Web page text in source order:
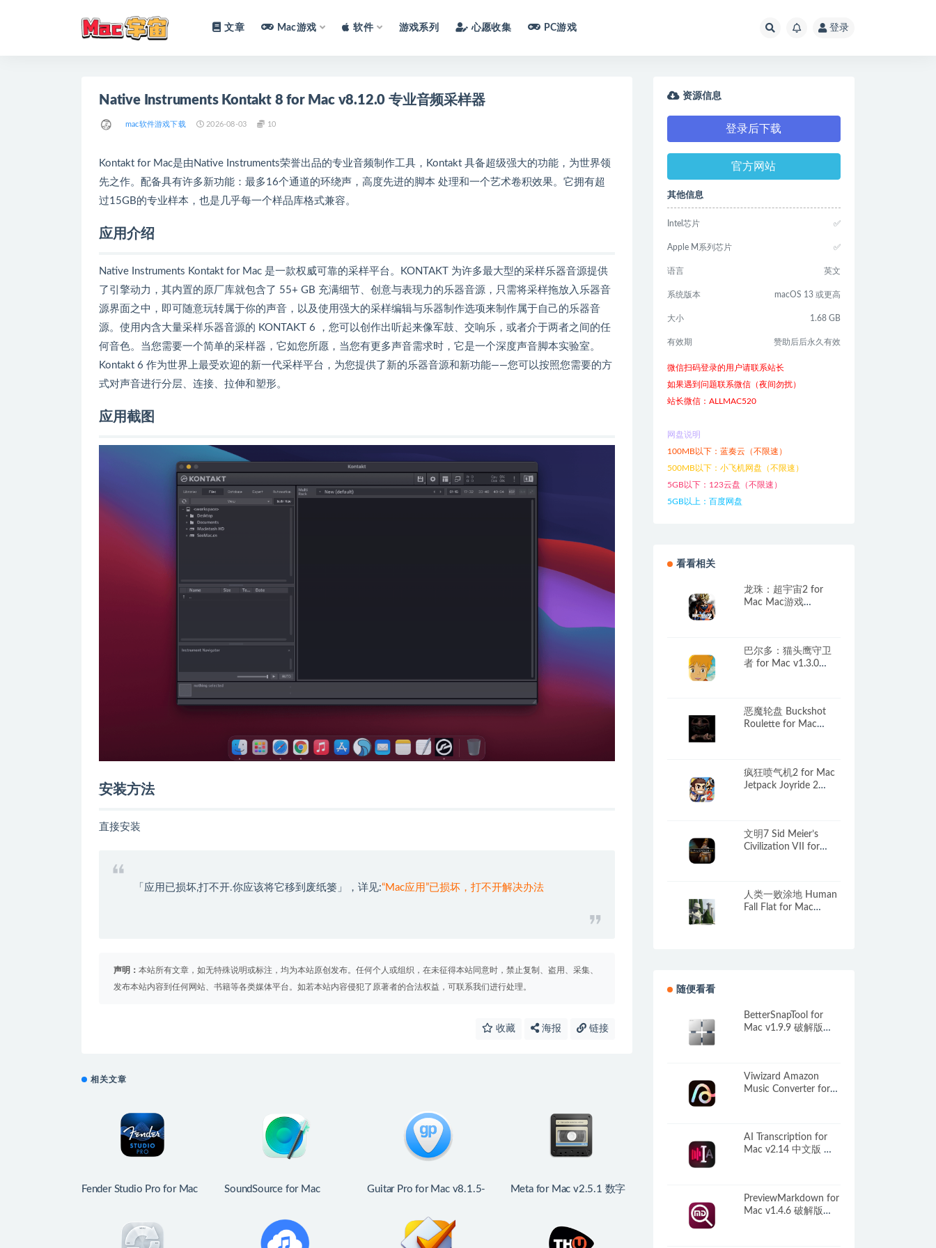
文章 Mac游戏 软件 游戏系列 心愿收集 PC游戏 登录
Native Instruments Kontakt 8 for Mac v8.12.0 专业音频采样器
mac软件游戏下载 2026-08-03 10
Kontakt for Mac是由Native Instruments荣誉出品的专业音频制作工具，Kontakt 具备超级强大的功能，为世界领
先之作。配备具有许多新功能：最多16个通道的环绕声，高度先进的脚本 处理和一个艺术卷积效果。它拥有超
过15GB的专业样本，也是几乎每一个样品库格式兼容。
应用介绍
Native Instruments Kontakt for Mac 是一款权威可靠的采样平台。KONTAKT 为许多最大型的采样乐器音源提供
了引擎动力，其内置的原厂库就包含了 55+ GB 充满细节、创意与表现力的乐器音源，只需将采样拖放入乐器音
源界面之中，即可随意玩转属于你的声音，以及使用强大的采样编辑与乐器制作选项来制作属于自己的乐器音
源。使用内含大量采样乐器音源的 KONTAKT 6 ，您可以创作出听起来像军鼓、交响乐，或者介于两者之间的任
何音色。当您需要一个简单的采样器，它如您所愿，当您有更多声音需求时，它是一个深度声音脚本实验室。
Kontakt 6 作为世界上最受欢迎的新一代采样平台，为您提供了新的乐器音源和新功能——您可以按照您需要的方
式对声音进行分层、连接、拉伸和塑形。
应用截图
安装方法
直接安装
「应用已损坏,打不开.你应该将它移到废纸篓」，详见:“Mac应用”已损坏，打不开解决办法
声明： 本站所有文章，如无特殊说明或标注，均为本站原创发布。任何个人或组织，在未征得本站同意时，禁止复制、盗用、采集、
发布本站内容到任何网站、书籍等各类媒体平台。如若本站内容侵犯了原著者的合法权益，可联系我们进行处理。
收藏 海报 链接
相关文章
Fender Studio Pro for Mac
SoundSource for Mac
Guitar Pro for Mac v8.1.5-
Meta for Mac v2.5.1 数字
资源信息
登录后下载
官方网站
其他信息
Intel芯片 ✅
Apple M系列芯片 ✅
语言 英文
系统版本 macOS 13 或更高
大小 1.68 GB
有效期 赞助后后永久有效
微信扫码登录的用户请联系站长
如果遇到问题联系微信（夜间勿扰）
站长微信：ALLMAC520
网盘说明
100MB以下：蓝奏云（不限速）
500MB以下：小飞机网盘（不限速）
5GB以下：123云盘（不限速）
5GB以上：百度网盘
看看相关
龙珠：超宇宙2 for
Mac Mac游戏
巴尔多：猫头鹰守卫
者 for Mac v1.3.0
恶魔轮盘 Buckshot
Roulette for Mac
疯狂喷气机2 for Mac
Jetpack Joyride 2
文明7 Sid Meier’s
Civilization VII for
人类一败涂地 Human
Fall Flat for Mac
随便看看
BetterSnapTool for
Mac v1.9.9 破解版
Viwizard Amazon
Music Converter for
AI Transcription for
Mac v2.14 中文版 音
PreviewMarkdown for
Mac v1.4.6 破解版